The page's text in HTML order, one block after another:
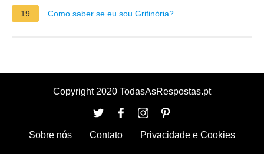
19
Como saber se eu sou Grifinória?
Copyright 2020 TodasAsRespostas.pt
Sobre nós Contato Privacidade e Cookies